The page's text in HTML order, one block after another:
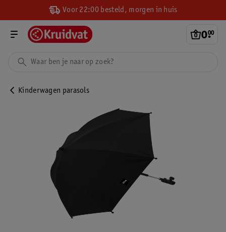
Voor 22:00 besteld, morgen in huis
0.
00
Kinderwagen parasols